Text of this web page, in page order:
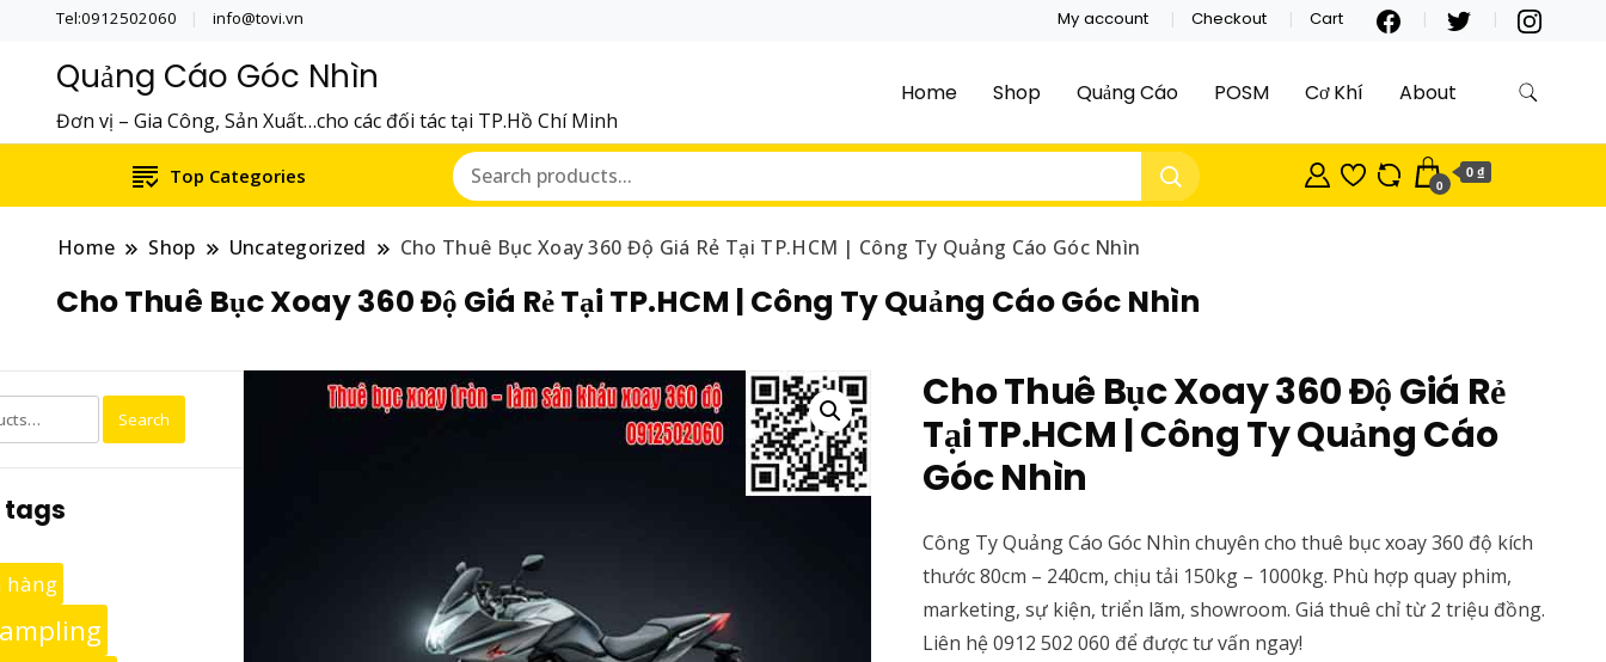
Tel:0912502060 info@tovi.vn My account Checkout Cart
Quảng Cáo Góc Nhìn
Đơn vị – Gia Công, Sản Xuất…cho các đối tác tại TP.Hồ Chí Minh
Home Shop Quảng Cáo POSM Cơ Khí About
Top Categories 0
0 ₫
Home Shop Uncategorized Cho Thuê Bục Xoay 360 Độ Giá Rẻ Tại TP.HCM | Công Ty Quảng Cáo Góc Nhìn
Cho Thuê Bục Xoay 360 Độ Giá Rẻ Tại TP.HCM | Công Ty Quảng Cáo Góc Nhìn
Cho Thuê Bục Xoay 360 Độ Giá Rẻ
Tại TP.HCM | Công Ty Quảng Cáo
Góc Nhìn
Công Ty Quảng Cáo Góc Nhìn chuyên cho thuê bục xoay 360 độ kích
thước 80cm – 240cm, chịu tải 150kg – 1000kg. Phù hợp quay phim,
marketing, sự kiện, triển lãm, showroom. Giá thuê chỉ từ 2 triệu đồng.
Liên hệ 0912 502 060 để được tư vấn ngay!
Search
tags
hàng